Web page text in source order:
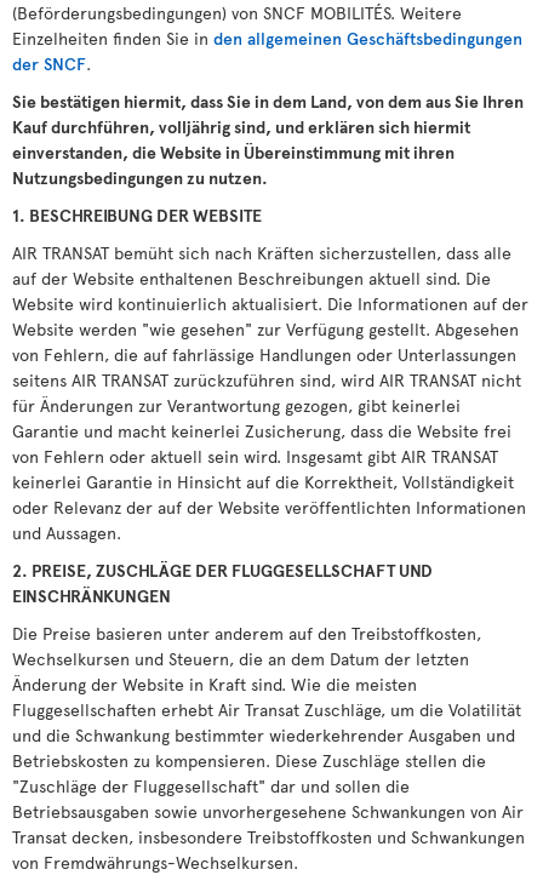
(Beförderungsbedingungen) von SNCF MOBILITÉS. Weitere
Einzelheiten finden Sie in den allgemeinen Geschäftsbedingungen
der SNCF.
Sie bestätigen hiermit, dass Sie in dem Land, von dem aus Sie Ihren
Kauf durchführen, volljährig sind, und erklären sich hiermit
einverstanden, die Website in Übereinstimmung mit ihren
Nutzungsbedingungen zu nutzen.
1. BESCHREIBUNG DER WEBSITE
AIR TRANSAT bemüht sich nach Kräften sicherzustellen, dass alle
auf der Website enthaltenen Beschreibungen aktuell sind. Die
Website wird kontinuierlich aktualisiert. Die Informationen auf der
Website werden "wie gesehen" zur Verfügung gestellt. Abgesehen
von Fehlern, die auf fahrlässige Handlungen oder Unterlassungen
seitens AIR TRANSAT zurückzuführen sind, wird AIR TRANSAT nicht
für Änderungen zur Verantwortung gezogen, gibt keinerlei
Garantie und macht keinerlei Zusicherung, dass die Website frei
von Fehlern oder aktuell sein wird. Insgesamt gibt AIR TRANSAT
keinerlei Garantie in Hinsicht auf die Korrektheit, Vollständigkeit
oder Relevanz der auf der Website veröffentlichten Informationen
und Aussagen.
2. PREISE, ZUSCHLÄGE DER FLUGGESELLSCHAFT UND
EINSCHRÄNKUNGEN
Die Preise basieren unter anderem auf den Treibstoffkosten,
Wechselkursen und Steuern, die an dem Datum der letzten
Änderung der Website in Kraft sind. Wie die meisten
Fluggesellschaften erhebt Air Transat Zuschläge, um die Volatilität
und die Schwankung bestimmter wiederkehrender Ausgaben und
Betriebskosten zu kompensieren. Diese Zuschläge stellen die
"Zuschläge der Fluggesellschaft" dar und sollen die
Betriebsausgaben sowie unvorhergesehene Schwankungen von Air
Transat decken, insbesondere Treibstoffkosten und Schwankungen
von Fremdwährungs-Wechselkursen.